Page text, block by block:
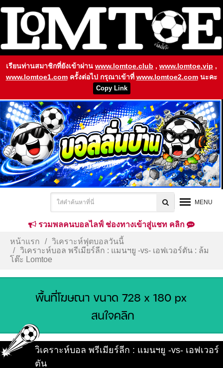
เรียนท่านสมาชิกที่ยังเข้าผ่าน www.lomtoe.club , www.lomtoe.vip ,
www.lomtoe1.com ครั้งต่อไป กรุณาเข้าที่ www.lomtoe2.comนะคะ
Copy Link
MENU
รวมพลคนบอลไลฟ์ ช่องทางเข้าสู่แชท คลิก
หน้าแรก
วิเคราะห์ฟุตบอลวันนี้
วิเคราะห์บอล พรีเมียร์ลีก : แมนฯยู -vs- เอฟเวอร์ตัน : ล้ม
โต๊ะ Lomtoe
วิเคราะห์บอล พรีเมียร์ลีก : แมนฯยู -vs- เอฟเวอร์
ตัน